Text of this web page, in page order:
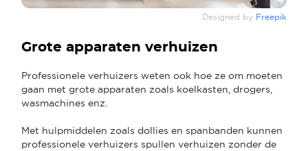
Designed by Freepik
Grote apparaten verhuizen
Professionele verhuizers weten ook hoe ze om moeten
gaan met grote apparaten zoals koelkasten, drogers,
wasmachines enz.
Met hulpmiddelen zoals dollies en spanbanden kunnen
professionele verhuizers spullen verhuizen zonder de